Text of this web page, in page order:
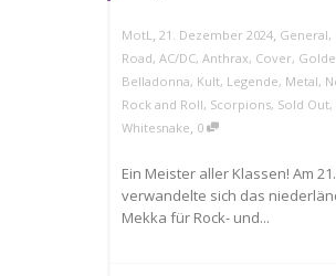
MotL , 21. Dezember 2024, General,
Road, AC/DC, Anthrax, Cover,
Belladonna, Kult, Legende, Metal,
Rock and Roll, Scorpions, Sold Out,
Whitesnake, 0
Ein Meister aller Klassen! Am
verwandelte sich das
Mekka für Rock- und...